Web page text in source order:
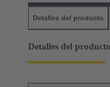
Detalles del producto
Detalles del producto